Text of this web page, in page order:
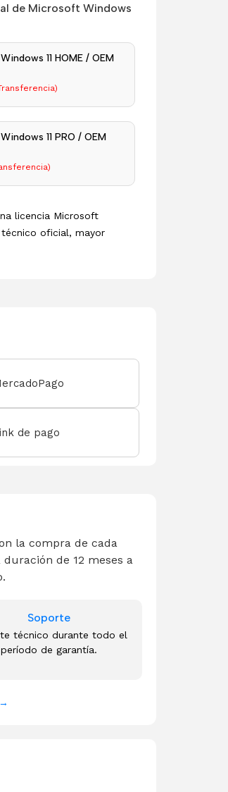
de Microsoft Windows
11 HOME / OEM
11 PRO / OEM
licencia Microsoft
oficial, mayor
de pago
la compra de cada
de 12 meses a
Soporte
técnico durante todo el
período de garantía.
→